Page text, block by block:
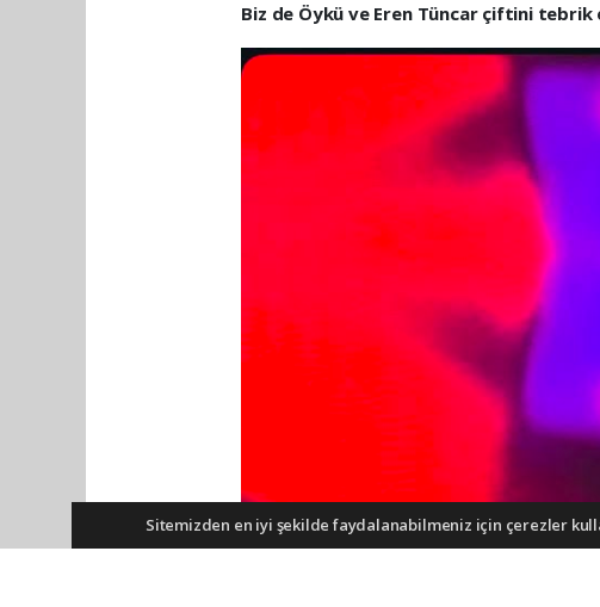
Biz de Öykü ve Eren Tüncar çiftini
Sitemizden en iyi şekilde faydalanabilmeniz için çerezler